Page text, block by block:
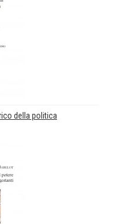
della politica